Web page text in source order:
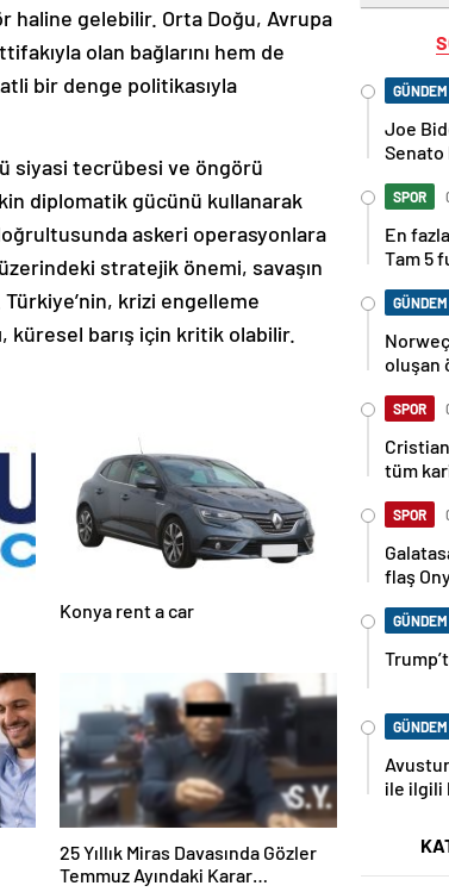
gelebilir. Orta Doğu, Avrupa
olan bağlarını hem de
bir denge politikasıyla
siyasi tecrübesi ve öngörü
diplomatik gücünü kullanarak
askeri operasyonlara
stratejik önemi, savaşın
krizi engelleme
küresel barış için kritik olabilir.
Konya rent a car
25 Yıllık Miras Davasında Gözler
Temmuz Ayındaki Karar
GÜNDEM
Joe
SPOR
En
Tam 5
GÜNDEM
oluşan
SPOR
tüm
SPOR
flaş
GÜNDEM
GÜNDEM
ile ilgili